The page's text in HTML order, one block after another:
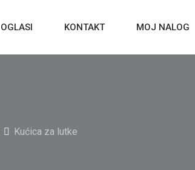
OGLASI KONTAKT MOJ NALOG
Kućica za lutke